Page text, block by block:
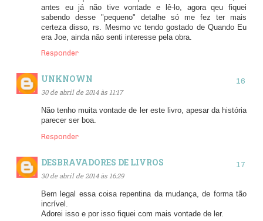
antes eu já não tive vontade e lê-lo, agora qeu fiquei
sabendo desse "pequeno" detalhe só me fez ter mais
certeza disso, rs. Mesmo vc tendo gostado de Quando Eu
era Joe, ainda não senti interesse pela obra.
Responder
UNKNOWN
30 de abril de 2014 às 11:17
Não tenho muita vontade de ler este livro, apesar da história
parecer ser boa.
Responder
DESBRAVADORES DE LIVROS
30 de abril de 2014 às 16:29
Bem legal essa coisa repentina da mudança, de forma tão
incrível.
Adorei isso e por isso fiquei com mais vontade de ler.